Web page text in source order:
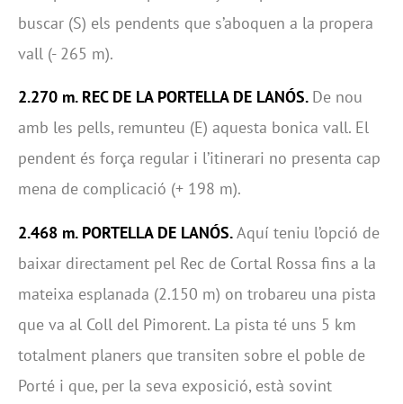
buscar (S) els pendents que s’aboquen a la propera
vall (- 265 m).
2.270 m. REC DE LA PORTELLA DE LANÓS. De nou
amb les pells, remunteu (E) aquesta bonica vall. El
pendent és força regular i l’itinerari no presenta cap
mena de complicació (+ 198 m).
2.468 m. PORTELLA DE LANÓS.Aquí teniu l’opció de
baixar directament pel Rec de Cortal Rossa fins a la
mateixa esplanada (2.150 m) on trobareu una pista
que va al Coll del Pimorent. La pista té uns 5 km
totalment planers que transiten sobre el poble de
Porté i que, per la seva exposició, està sovint